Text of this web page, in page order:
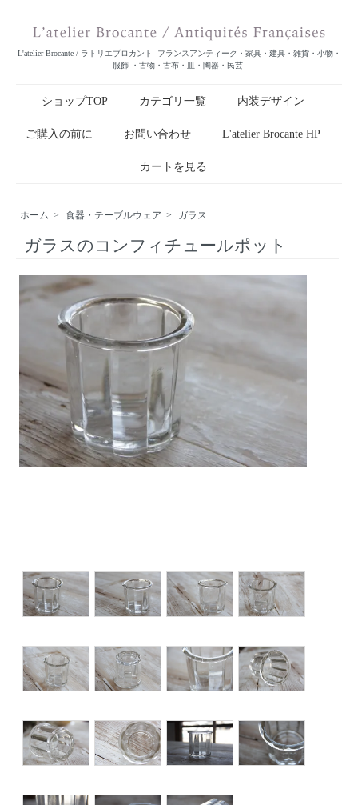
L'atelier Brocante / ラトリエブロカント -フランスアンティーク・家具・建具・雑貨・小物・
服飾 ・古物・古布・皿・陶器・民芸-
ショップTOP カテゴリ一覧 内装デザイン
ご購入の前に お問い合わせ L'atelier Brocante HP
カートを見る
ホーム > 食器・テーブルウェア > ガラス
ガラスのコンフィチュールポット